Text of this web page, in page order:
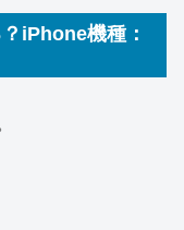
iPhone機種：